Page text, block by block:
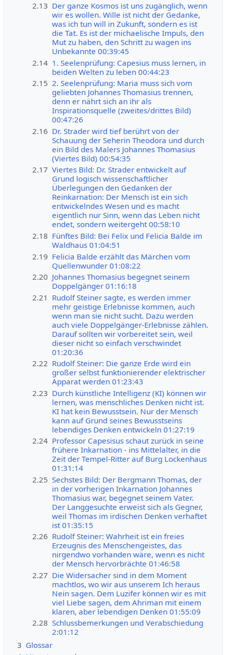
2.13 Der ganze Kosmos ist uns zugänglich, wenn
wir es wollen. Wille ist nicht der Gedanke,
was ich tun will in Zukunft, sondern es ist
die Tat. Es ist der michaelische Impuls, den
Mut zu haben, den Schritt zu wagen ins
Unbekannte 00:39:45
2.14 1. Seelenprüfung: Capesius muss lernen, in
beiden Welten zu leben 00:44:23
2.15 2. Seelenprüfung: Maria muss sich vom
geliebten Johannes Thomasius trennen,
denn er nährt sich an ihr als
Inspirationsquelle (zweites/drittes Bild)
00:47:26
2.16 Dr. Strader wird tief berührt von der
Schauung der Seherin Theodora und durch
ein Bild des Malers Johannes Thomasius
(Viertes Bild) 00:54:35
2.17 Viertes Bild: Dr. Strader entwickelt auf
Grund logisch wissenschaftlicher
Überlegungen den Gedanken der
Reinkarnation: Der Mensch ist ein sich
entwickelndes Wesen und es macht
eigentlich nur Sinn, wenn das Leben nicht
endet, sondern weitergeht 00:58:10
2.18 Fünftes Bild: Bei Felix und Felicia Balde im
Waldhaus 01:04:51
2.19 Felicia Balde erzählt das Märchen vom
Quellenwunder 01:08:22
2.20 Johannes Thomasius begegnet seinem
Doppelgänger 01:16:18
2.21 Rudolf Steiner sagte, es werden immer
mehr geistige Erlebnisse kommen, auch
wenn man sie nicht sucht. Dazu werden
auch viele Doppelgänger-Erlebnisse zählen.
Darauf sollten wir vorbereitet sein, weil
dieser nicht so einfach verschwindet
01:20:36
2.22 Rudolf Steiner: Die ganze Erde wird ein
großer selbst funktionierender elektrischer
Apparat werden 01:23:43
2.23 Durch künstliche Intelligenz (KI) können wir
lernen, was menschliches Denken nicht ist.
KI hat kein Bewusstsein. Nur der Mensch
kann auf Grund seines Bewusstseins
lebendiges Denken entwickeln 01:27:19
2.24 Professor Capesisus schaut zurück in seine
frühere Inkarnation - ins Mittelalter, in die
Zeit der Tempel-Ritter auf Burg Lockenhaus
01:31:14
2.25 Sechstes Bild: Der Bergmann Thomas, der
in der vorherigen Inkarnation Johannes
Thomasius war, begegnet seinem Vater.
Der Langgesuchte erweist sich als Gegner,
weil Thomas im irdischen Denken verhaftet
ist 01:35:15
2.26 Rudolf Steiner: Wahrheit ist ein freies
Erzeugnis des Menschengeistes, das
nirgendwo vorhanden wäre, wenn es nicht
der Mensch hervorbrächte 01:46:58
2.27 Die Widersacher sind in dem Moment
machtlos, wo wir aus unserem Ich heraus
Nein sagen. Dem Luzifer können wir es mit
viel Liebe sagen, dem Ahriman mit einem
klaren, aber lebendigen Denken 01:55:09
2.28 Schlussbemerkungen und Verabschiedung
2:01:12
3 Glossar